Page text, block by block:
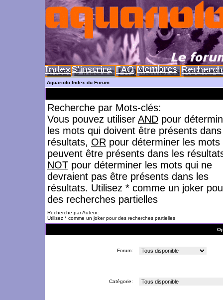
Aquariolo Index du Forum
Recherche par Mots-clés:
Vous pouvez utiliser AND pour
les mots qui doivent être présents
résultats, OR pour déterminer les mots
peuvent être présents dans les
NOT pour déterminer les mots qui ne
devraient pas être présents dans les
résultats. Utilisez * comme un joker
des recherches partielles
Recherche par Auteur:
Utilisez * comme un joker pour des recherches partielles
Forum:
Catégorie: